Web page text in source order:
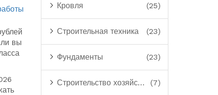
вы
Кровля (25)
Строительная техника (23)
Фундаменты (23)
Строительство хозяйственных построек (7)